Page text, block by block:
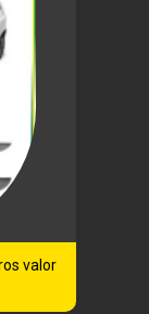
valor